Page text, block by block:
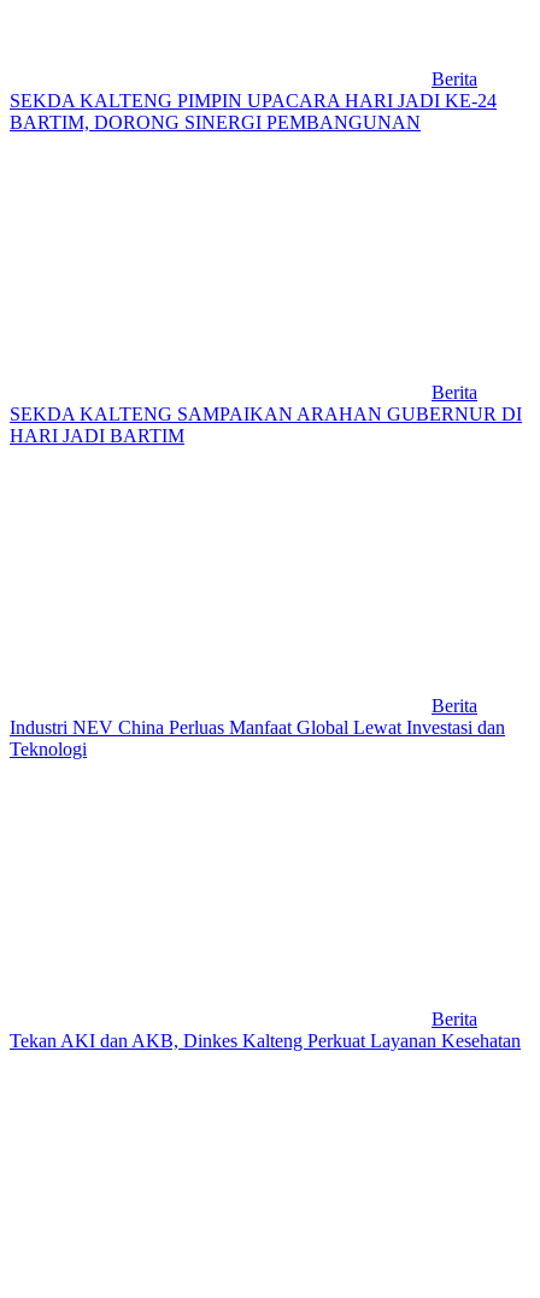
Berita
SEKDA KALTENG PIMPIN UPACARA HARI JADI KE-24
BARTIM, DORONG SINERGI PEMBANGUNAN
Berita
SEKDA KALTENG SAMPAIKAN ARAHAN GUBERNUR DI
HARI JADI BARTIM
Berita
Industri NEV China Perluas Manfaat Global Lewat Investasi dan
Teknologi
Berita
Tekan AKI dan AKB, Dinkes Kalteng Perkuat Layanan Kesehatan